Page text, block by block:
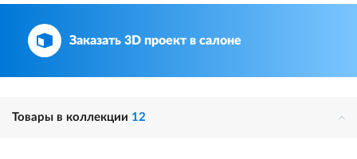
Заказать 3D проект в салоне
Товары в коллекции 12